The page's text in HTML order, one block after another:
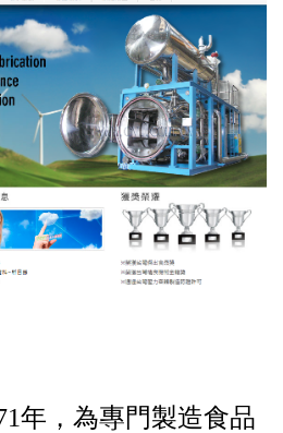
年，為專門製造食品